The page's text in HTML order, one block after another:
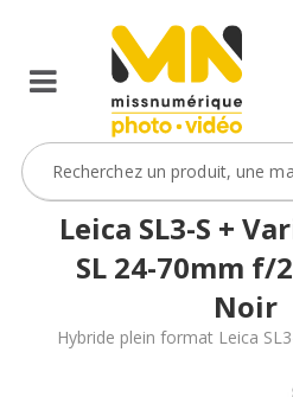
d’une
avec
le
code
DVR10
VOIR L'OFFRE
Leica SL3-S +
SL 24-70mm f/
Noir
Hybride plein format Leica